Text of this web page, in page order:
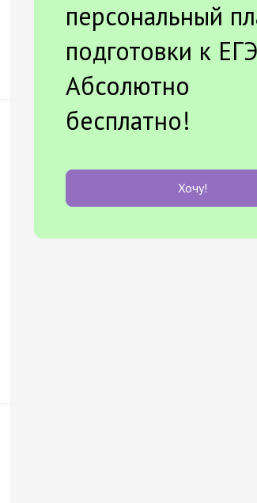
персональный
подготовки к
Абсолютно
бесплатно!
Хочу!